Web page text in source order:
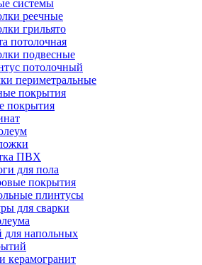
системы
реечные
грильято
потолочная
подвесные
потолочный
периметральные
покрытия
ПВХ
для пола
покрытия
плинтусы
для сварки
для напольных